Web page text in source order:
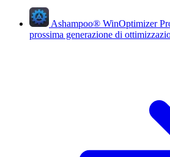
Ashampoo® WinOptimizer
prossima generazione di